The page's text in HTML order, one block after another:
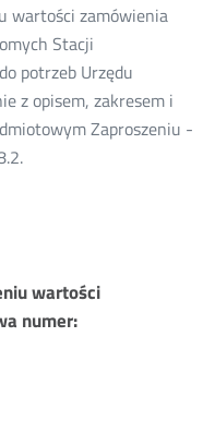
wartości zamówienia
Stacji
potrzeb Urzędu
z opisem, zakresem i
Zaproszeniu -
wartości
numer: